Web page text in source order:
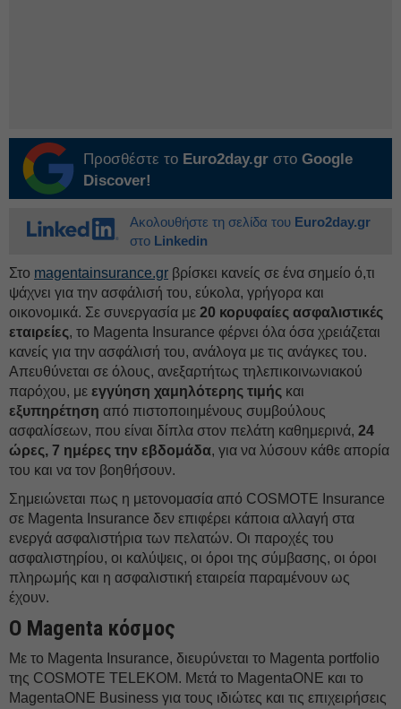
Προσθέστε το Euro2day.gr στο Google
Discover!
Ακολουθήστε τη σελίδα του Euro2day.gr
στο Linkedin
Στο magentainsurance.gr βρίσκει κανείς σε ένα σημείο ό,τι
ψάχνει για την ασφάλισή του, εύκολα, γρήγορα και
οικονομικά. Σε συνεργασία με 20 κορυφαίες ασφαλιστικές
εταιρείες, το Magenta Insurance φέρνει όλα όσα χρειάζεται
κανείς για την ασφάλισή του, ανάλογα με τις ανάγκες του.
Απευθύνεται σε όλους, ανεξαρτήτως τηλεπικοινωνιακού
παρόχου, με εγγύηση χαμηλότερης τιμής και
εξυπηρέτηση από πιστοποιημένους συμβούλους
ασφαλίσεων, που είναι δίπλα στον πελάτη καθημερινά, 24
ώρες, 7 ημέρες την εβδομάδα, για να λύσουν κάθε απορία
του και να τον βοηθήσουν.
Σημειώνεται πως η μετονομασία από COSMOTE Insurance
σε Magenta Insurance δεν επιφέρει κάποια αλλαγή στα
ενεργά ασφαλιστήρια των πελατών. Οι παροχές του
ασφαλιστηρίου, οι καλύψεις, οι όροι της σύμβασης, οι όροι
πληρωμής και η ασφαλιστική εταιρεία παραμένουν ως
έχουν.
Ο Magenta κόσμος
Με το Magenta Insurance, διευρύνεται το Magenta portfolio
της COSMOTE TELEKOM. Μετά το MagentaONE και το
MagentaONE Business για τους ιδιώτες και τις επιχειρήσεις